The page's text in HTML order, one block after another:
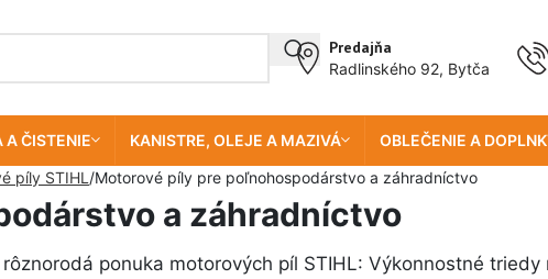
Predajňa
Radlinského 92, Bytča
A ČISTENIE KANISTRE, OLEJE A MAZIVÁ OBLEČENIE A
píly STIHL Motorové píly pre poľnohospodárstvo a záhradníctvo
a záhradníctvo
ponuka motorových píl STIHL: Výkonnostné